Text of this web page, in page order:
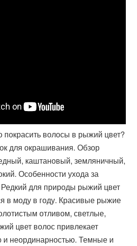
покрасить волосы в рыжий цвет?
для окрашивания. Обзор
каштановый, земляничный,
Особенности ухода за
для природы рыжий цвет
в моду в году. Красивые рыжие
отливом, светлые,
цвет волос привлекает
и неординарностью. Темные и